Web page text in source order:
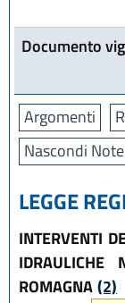
Documento
Argomenti
Nascondi Note
LEGGE
INTERVENTI
IDRAULICHE
ROMAGNA(2)